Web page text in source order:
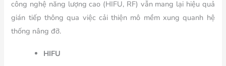
công nghệ năng lượng cao (HIFU, RF) vẫn mang lại hiệu quả
gián tiếp thông qua việc cải thiện mô mềm xung quanh hệ
thống nâng đỡ.
HIFU